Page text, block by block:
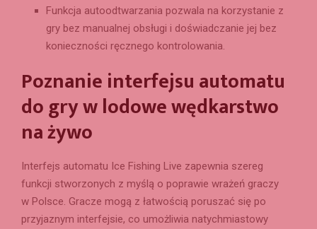
Funkcja autoodtwarzania pozwala na korzystanie z
gry bez manualnej obsługi i doświadczanie jej bez
konieczności ręcznego kontrolowania.
Poznanie interfejsu automatu
do gry w lodowe wędkarstwo
na żywo
Interfejs automatu Ice Fishing Live zapewnia szereg
funkcji stworzonych z myślą o poprawie wrażeń graczy
w Polsce. Gracze mogą z łatwością poruszać się po
przyjaznym interfejsie, co umożliwia natychmiastowy